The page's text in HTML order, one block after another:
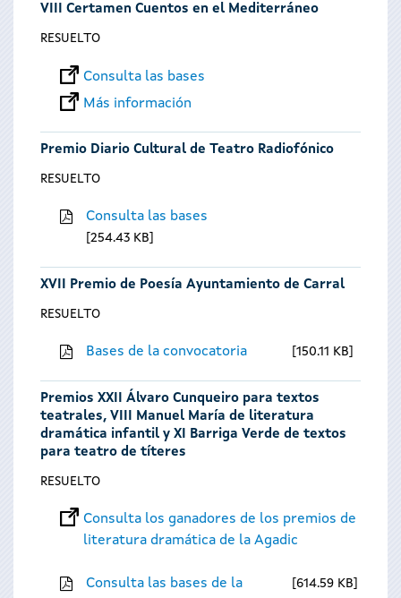
VIII Certamen Cuentos en el Mediterráneo
RESUELTO
Consulta las bases
Más información
Premio Diario Cultural de Teatro Radiofónico
RESUELTO
Consulta las bases
254.43 KB
XVII Premio de Poesía Ayuntamiento de Carral
RESUELTO
Bases de la convocatoria 150.11 KB
Premios XXII Álvaro Cunqueiro para textos
teatrales, VIII Manuel María de literatura
dramática infantil y XI Barriga Verde de textos
para teatro de títeres
RESUELTO
Consulta los ganadores de los premios de
literatura dramática de la Agadic
Consulta las bases de la
614.59 KB